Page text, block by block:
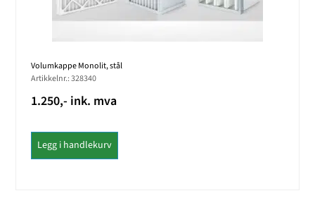
Volumkappe Monolit, stål
Artikkelnr.: 328340
1.250,- ink. mva
Legg i handlekurv